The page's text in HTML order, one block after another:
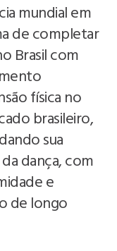
mundial em
de completar
Brasil com
física no
brasileiro,
sua
dança, com
e
de longo